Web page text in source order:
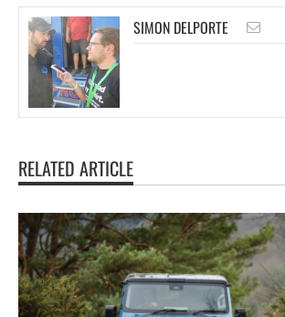
SIMON DELPORTE
RELATED ARTICLE